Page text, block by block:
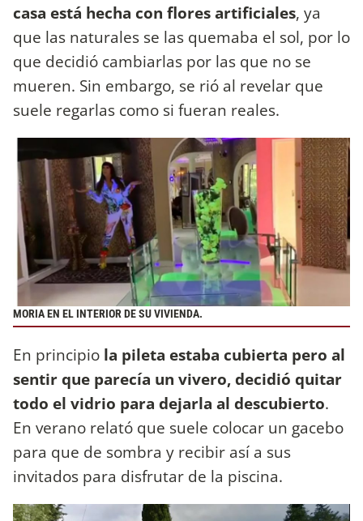
casa está hecha con flores artificiales, ya
que las naturales se las quemaba el sol, por lo
que decidió cambiarlas por las que no se
mueren. Sin embargo, se rió al revelar que
suele regarlas como si fueran reales.
MORIA EN EL INTERIOR DE SU VIVIENDA.
En principio la pileta estaba cubierta pero al
sentir que parecía un vivero, decidió quitar
todo el vidrio para dejarla al descubierto.
En verano relató que suele colocar un gacebo
para que de sombra y recibir así a sus
invitados para disfrutar de la piscina.